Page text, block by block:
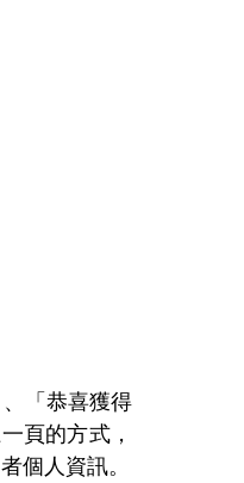
「恭喜獲得
頁的方式，
個人資訊。